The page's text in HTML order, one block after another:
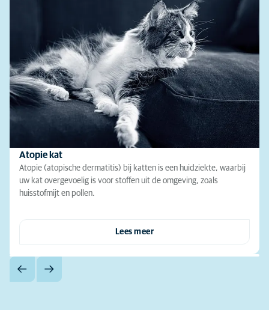
Atopie kat
Atopie (atopische dermatitis) bij katten is een huidziekte, waarbij
uw kat overgevoelig is voor stoffen uit de omgeving, zoals
huisstofmijt en pollen.
Lees meer